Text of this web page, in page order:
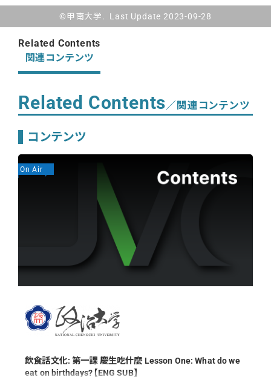
©甲南大学. Last Update 2023-09-28
Related Contents
関連コンテンツ
Related Contents／関連コンテンツ
コンテンツ
飲食話文化: 第一課 慶生吃什麼 Lesson One: What do we
eat on birthdays?【ENG SUB】
On Air